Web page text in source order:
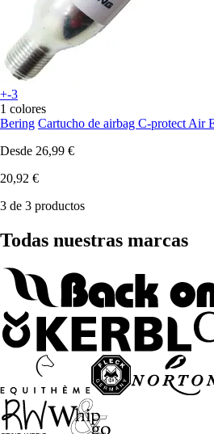
+-3
1 colores
Bering Cartucho de airbag C-protect Air
Desde 26,99 €
20,92 €
3 de 3 productos
Todas nuestras marcas